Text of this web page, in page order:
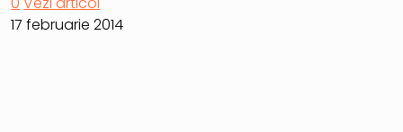
17 februarie 2014